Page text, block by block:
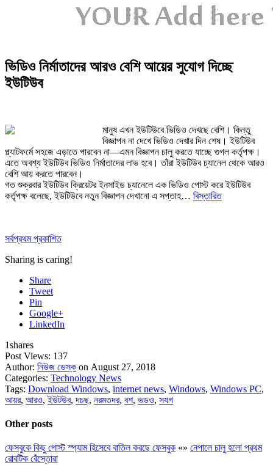
ভিডিও নির্মাতাদের আরও বেশি আয়ের সুযোগ দিচ্ছে
ইউটিউব
মানুষ এখন ইউটিউবে ভিডিও দেখছে বেশি। কিন্তু
বিজ্ঞাপন না দেখে ভিডিও দেখার দিন শেষ। ইউটিউব
প্ল্যাটফর্মে সহজে এড়াতে পারবেন না—এমন বিজ্ঞাপন চালু করতে যাচ্ছে গুগল কর্তৃপক্ষ।
এতে অবশ্য ইউটিউব ভিডিও নির্মাতাদের লাভ হবে। তাঁরা ইউটিউব চ্যানেল থেকে আরও
বেশি আয় করতে পারবেন।
গত শুক্রবার ইউটিউব ক্রিয়েটর ইনসাইড চ্যানেলে এক ভিডিও পোস্ট করে ইউটিউব
কর্তৃপক্ষ বলেছে, ইউটিউবে নতুন বিজ্ঞাপন দেখানো এ সপ্তাহ… বিস্তারিত
সর্বপ্রথম প্রকাশিত
Sharing is caring!
Share
Tweet
Pin
Google+
LinkedIn
1shares
Post Views: 137
Author: নিউজ ডেস্ক on August 27, 2018
Categories: Technology News
Tags: Download Windows, internet news, Windows, Windows PC,
আয়র, আরও,ইউটউব,দচছ, নরমতদর, বশ, ভডও, সযগ
Other posts
ফেসবুকে কিছু পোস্ট স্প্যাম হিসেবে বাতিল করছে ফেসবুক «» নেপালে চালু হলো প্রথম
রোবটিক রেঁস্তোরা